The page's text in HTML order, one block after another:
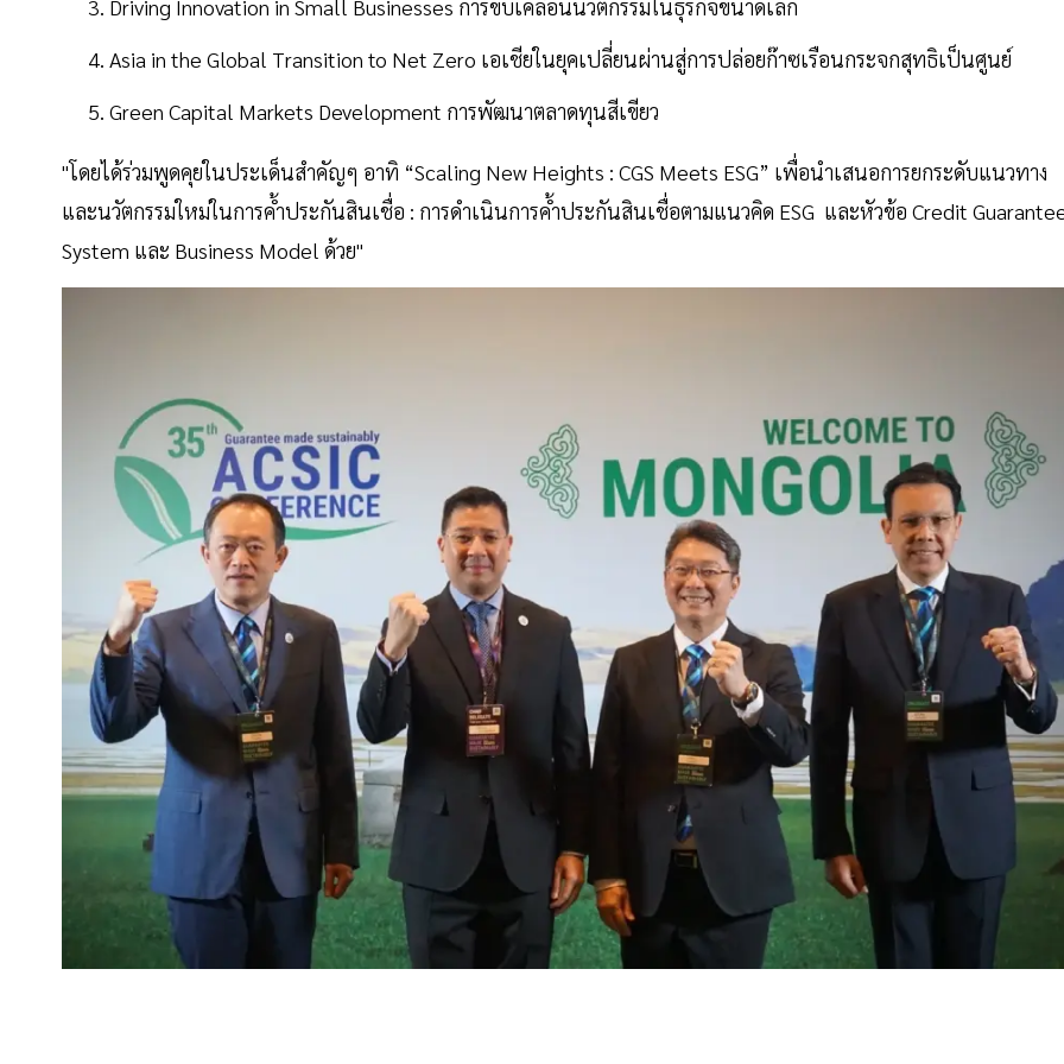
Driving Innovation in Small Businesses การขับเคลื่อนนวัตกรรมในธุรกิจขนาดเล็ก
Asia in the Global Transition to Net Zero เอเชียในยุคเปลี่ยนผ่านสู่การปล่อยก๊าซเรือนกระจกสุทธิเป็นศูนย์
Green Capital Markets Development การพัฒนาตลาดทุนสีเขียว
"โดยได้ร่วมพูดคุยในประเด็นสำคัญๆ อาทิ “Scaling New Heights : CGS Meets ESG” เพื่อนำเสนอการยกระดับแนวทาง
และนวัตกรรมใหม่ในการค้ำประกันสินเชื่อ : การดำเนินการค้ำประกันสินเชื่อตามแนวคิด ESG และหัวข้อ Credit
System และ Business Model ด้วย"